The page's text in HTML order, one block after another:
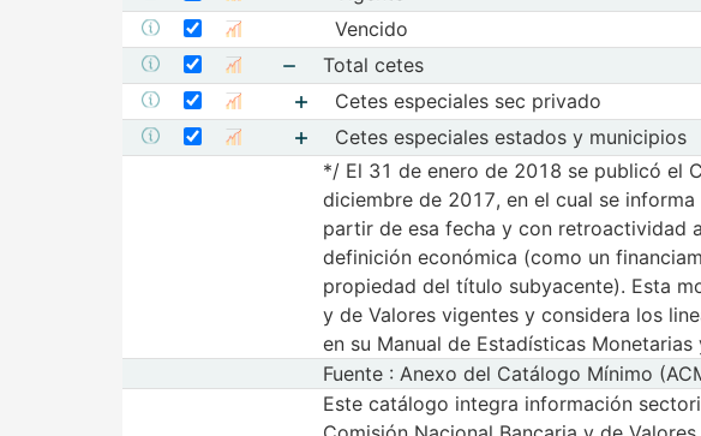
Mostrar metadatos de la serie Vencido
Seleccione sus series
Seleccionar serie Vencido
Vencido
Mostrar metadatos de la serie Total cetes
Seleccione sus series
Seleccionar serie Total cetes
Mostrar elementos de Total cetes
Total cetes
Mostrar metadatos de la serie Cetes especiales sec privado
Seleccione sus series
Seleccionar serie Cetes especiales sec privado
Mostrar gráfica de la serie Cetes especiales sec privado
Mostrar elementos de Cetes especiales sec
Cetes especiales sec privado
Mostrar metadatos de la serie Cetes especiales estados y municipios
Seleccione sus series
Seleccionar serie Cetes especiales estados y municipios
Mostrar gráfica de la serie Cetes especiales estados y
Mostrar elementos de Cetes especiales
Cetes especiales estados y municipios
*/ El 31 de enero de 2018 se publicó el
diciembre de 2017, en el cual se
partir de esa fecha y con retroactividad
definición económica (como un
propiedad del título subyacente). Esta
y de Valores vigentes y considera los
en su Manual de Estadísticas Monetarias
Fuente : Anexo del Catálogo Mínimo
Este catálogo integra información